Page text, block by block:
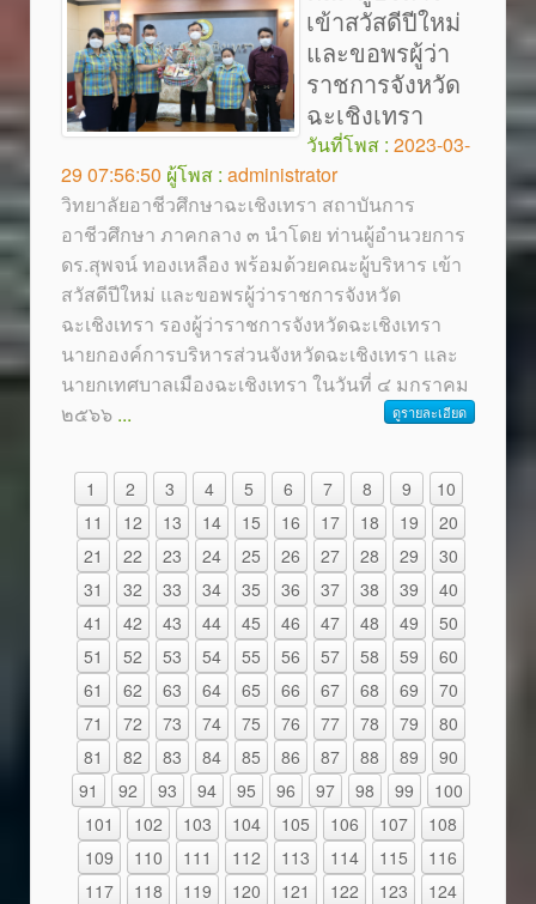
เข้าสวัสดีปีใหม่
และขอพรผู้ว่า
ราชการจังหวัด
ฉะเชิงเทรา
วันที่โพส : 2023-03-
29 07:56:50 ผู้โพส : administrator
วิทยาลัยอาชีวศึกษาฉะเชิงเทรา สถาบันการ
อาชีวศึกษา ภาคกลาง ๓ นำโดย ท่านผู้อำนวยการ
ดร.สุพจน์ ทองเหลือง พร้อมด้วยคณะผู้บริหาร เข้า
สวัสดีปีใหม่ และขอพรผู้ว่าราชการจังหวัด
ฉะเชิงเทรา รองผู้ว่าราชการจังหวัดฉะเชิงเทรา
นายกองค์การบริหารส่วนจังหวัดฉะเชิงเทรา และ
นายกเทศบาลเมืองฉะเชิงเทรา ในวันที่ ๔ มกราคม
๒๕๖๖ ... ดูรายละเอียด
1 2 3 4 5 6 7 8 9
10
11
12 13 14 15 16 17 18 19
20
21
22 23 24 25 26 27 28 29
30
31
32 33 34 35 36 37 38 39
40
41
42 43 44 45 46 47 48 49
50
51
52 53 54 55 56 57 58 59
60
61
62 63 64 65 66 67 68 69
70
71
72 73 74 75 76 77 78 79
80
81
82 83 84 85 86 87 88 89
90
91
92 93 94 95 96 97 98 99
100
101
102 103 104 105 106 107
108
109
110 111 112 113 114 115
116
117
118 119 120 121 122 123
124